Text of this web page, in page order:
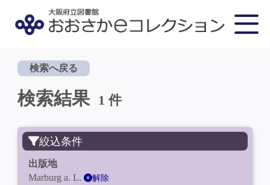
検索へ戻る
検索結果 1 件
絞込条件
出版地
Marburg a. L.
解除